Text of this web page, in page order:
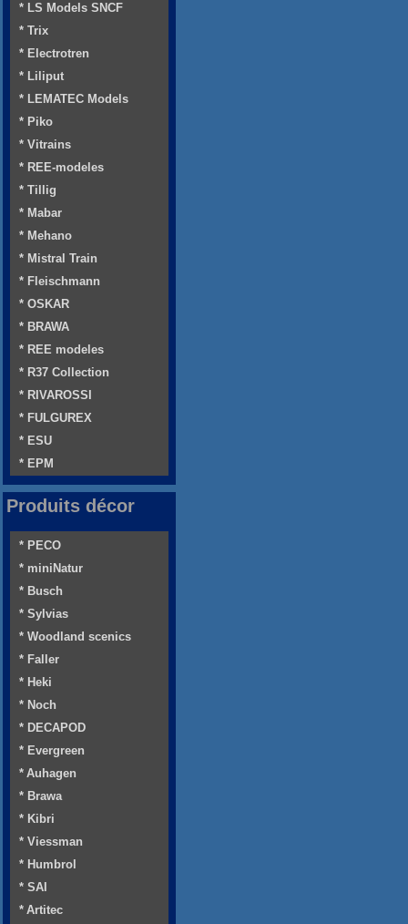
* LS Models SNCF
* Trix
* Electrotren
* Liliput
* LEMATEC Models
* Piko
* Vitrains
* REE-modeles
* Tillig
* Mabar
* Mehano
* Mistral Train
* Fleischmann
* OSKAR
* BRAWA
* REE modeles
* R37 Collection
* RIVAROSSI
* FULGUREX
* ESU
* EPM
Produits décor
* PECO
* miniNatur
* Busch
* Sylvias
* Woodland scenics
* Faller
* Heki
* Noch
* DECAPOD
* Evergreen
* Auhagen
* Brawa
* Kibri
* Viessman
* Humbrol
* SAI
* Artitec